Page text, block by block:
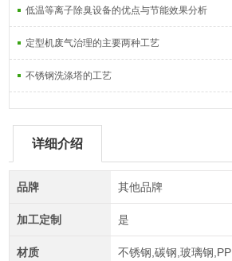
低温等离子除臭设备的优点与节能效果分析
定型机废气治理的主要两种工艺
不锈钢洗涤塔的工艺
详细介绍
品牌 其他品牌
加工定制 是
材质 不锈钢,碳钢,玻璃钢,PP